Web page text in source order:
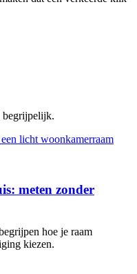
begrijpelijk.
meten zonder
hoe je raam
kiezen.